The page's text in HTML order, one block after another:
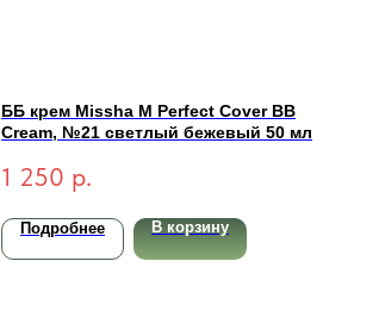
ББ крем Missha M Perfect Cover BB
Cream, №21 светлый бежевый 50 мл
1 250 р.
Подробнее В корзину